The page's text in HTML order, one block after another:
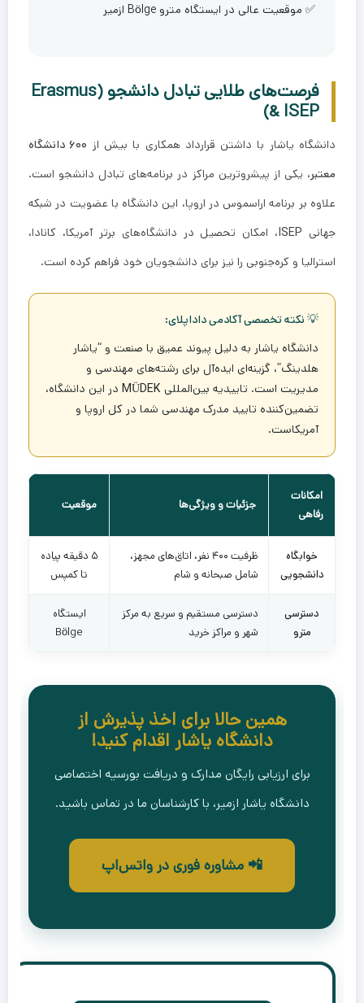
✅ موقعیت عالی در ایستگاه مترو Bölge ازمیر
فرصت‌های طلایی تبادل دانشجو (Erasmus
& ISEP)
دانشگاه یاشار با داشتن قرارداد همکاری با بیش از
۶۰۰ دانشگاه
معتبر، یکی از پیشروترین مراکز در برنامه‌های تبادل دانشجو است.
علاوه بر برنامه اراسموس در اروپا، این دانشگاه با عضویت در شبکه
جهانی ISEP، امکان تحصیل در دانشگاه‌های برتر آمریکا، کانادا،
استرالیا و کره‌جنوبی را نیز برای دانشجویان خود فراهم کرده است.
💡 نکته تخصصی آکادمی داداپلای:
دانشگاه یاشار به دلیل پیوند عمیق با صنعت و “یاشار
هلدینگ”، گزینه‌ای ایده‌آل برای رشته‌های مهندسی و
مدیریت است. تاییدیه بین‌المللی MÜDEK در این دانشگاه،
تضمین‌کننده تایید مدرک مهندسی شما در کل اروپا و
آمریکاست.
امکانات
رفاهی
جزئیات و ویژگی‌ها موقعیت
خوابگاه
دانشجویی
ظرفیت ۴۰۰ نفر، اتاق‌های مجهز،
شامل صبحانه و شام
۵ دقیقه پیاده
تا کمپس
دسترسی
مترو
دسترسی مستقیم و سریع به مرکز
شهر و مراکز خرید
ایستگاه
Bölge
همین حالا برای اخذ پذیرش از
دانشگاه یاشار اقدام کنید!
برای ارزیابی رایگان مدارک و دریافت بورسیه اختصاصی
دانشگاه یاشار ازمیر، با کارشناسان ما در تماس باشید.
📲 مشاوره فوری در واتس‌اپ